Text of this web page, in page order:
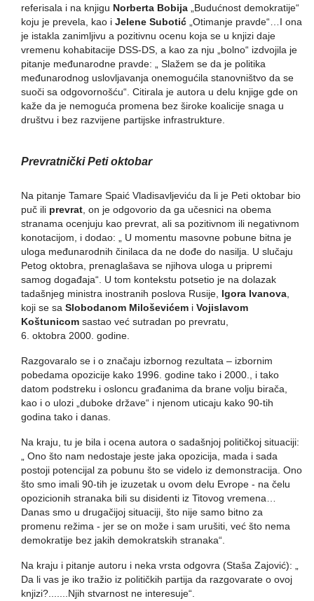
referisala i na knjigu Norberta Bobija „Budućnost demokratije“
koju je prevela, kao i Jelene Subotić „Otimanje pravde“…I ona
je istakla zanimljivu a pozitivnu ocenu koja se u knjizi daje
vremenu kohabitacije DSS-DS, a kao za nju „bolno“ izdvojila je
pitanje međunarodne pravde: „ Slažem se da je politika
međunarodnog uslovljavanja onemogućila stanovništvo da se
suoči sa odgovornošću“. Citirala je autora u delu knjige gde on
kaže da je nemoguća promena bez široke koalicije snaga u
društvu i bez razvijene partijske infrastrukture.
Prevratnički Peti oktobar
Na pitanje Tamare Spaić Vladisavljeviću da li je Peti oktobar bio
puč ili prevrat, on je odgovorio da ga učesnici na obema
stranama ocenjuju kao prevrat, ali sa pozitivnom ili negativnom
konotacijom, i dodao: „ U momentu masovne pobune bitna je
uloga međunarodnih činilaca da ne dođe do nasilja. U slučaju
Petog oktobra, prenaglašava se njihova uloga u pripremi
samog događaja“. U tom kontekstu potsetio je na dolazak
tadašnjeg ministra inostranih poslova Rusije, Igora Ivanova,
koji se sa Slobodanom Miloševićem i Vojislavom
Koštunicom sastao već sutradan po prevratu,
6. oktobra 2000. godine.
Razgovaralo se i o značaju izbornog rezultata – izbornim
pobedama opozicije kako 1996. godine tako i 2000., i tako
datom podstreku i osloncu građanima da brane volju birača,
kao i o ulozi „duboke države“ i njenom uticaju kako 90-tih
godina tako i danas.
Na kraju, tu je bila i ocena autora o sadašnjoj političkoj situaciji:
„ Ono što nam nedostaje jeste jaka opozicija, mada i sada
postoji potencijal za pobunu što se videlo iz demonstracija. Ono
što smo imali 90-tih je izuzetak u ovom delu Evrope - na čelu
opozicionih stranaka bili su disidenti iz Titovog vremena…
Danas smo u drugačijoj situaciji, što nije samo bitno za
promenu režima - jer se on može i sam urušiti, već što nema
demokratije bez jakih demokratskih stranaka“.
Na kraju i pitanje autoru i neka vrsta odgovra (Staša Zajović): „
Da li vas je iko tražio iz političkih partija da razgovarate o ovoj
knjizi?.......Njih stvarnost ne interesuje“.